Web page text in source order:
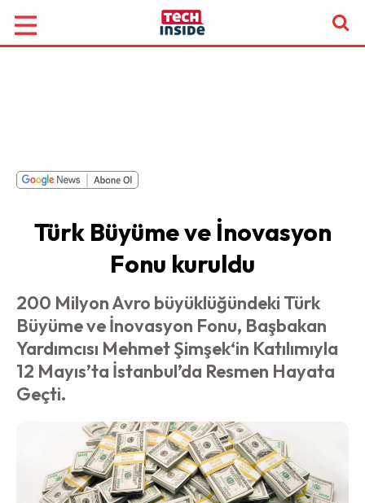
Türk Büyüme ve İnovasyon
Fonu kuruldu
200 Milyon Avro büyüklüğündeki Türk
Büyüme ve İnovasyon Fonu, Başbakan
Yardımcısı Mehmet Şimşek‘in Katılımıyla
12 Mayıs’ta İstanbul’da Resmen Hayata
Geçti.